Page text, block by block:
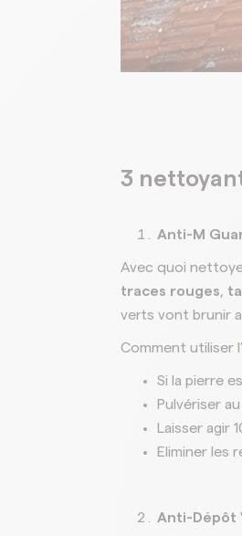
3
Anti-M
Avec quoi
traces rouges,
verts vont brunir
Comment utiliser l’
Si la pierre
Pulvériser
Laisser agir
Eliminer les
Anti-Dépôt